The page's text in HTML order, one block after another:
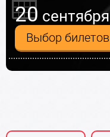
20 сентября
Выбор билетов